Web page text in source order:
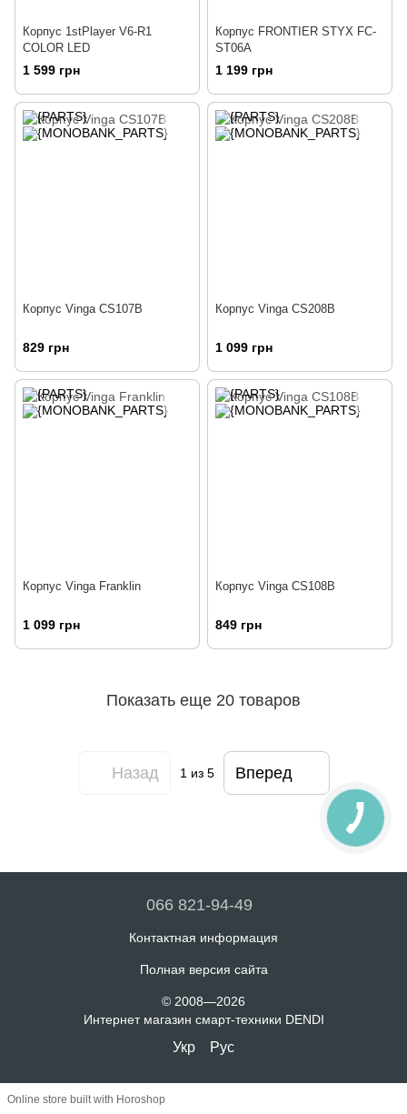
Корпус 1stPlayer V6-R1
COLOR LED
1 599 грн
Корпус FRONTIER STYX FC-
ST06A
1 199 грн
Корпус Vinga CS107B
829 грн
Корпус Vinga CS208B
1 099 грн
Корпус Vinga Franklin
1 099 грн
Корпус Vinga CS108B
849 грн
Показать еще 20 товаров
Назад 1из 5 Вперед
066 821-94-49
Контактная информация
Полная версия сайта
© 2008—2026
Интернет магазин смарт-техники DENDI
Укр Рус
Online store built with Horoshop